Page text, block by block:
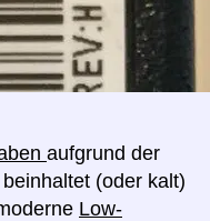
aufgrund der
(oder kalt)
Low-